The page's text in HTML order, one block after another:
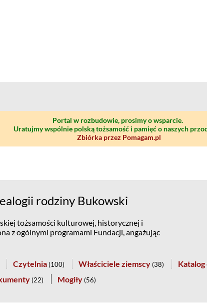
Portal w rozbudowie, prosimy o wsparcie.
Uratujmy wspólnie polską tożsamość i pamięć o naszych
Zbiórka przez Pomagam.pl
rodziny Bukowski
tożsamości kulturowej, historycznej i
z ogólnymi programami Fundacji, angażując
Czytelnia (100) Właściciele ziemscy (38)
(22) Mogiły (56)